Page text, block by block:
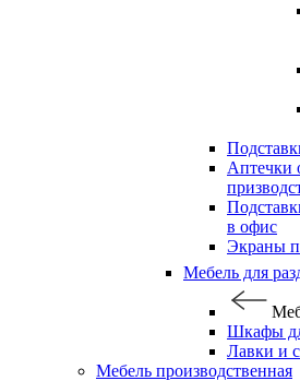
Аптечки
в офис
Экраны
Мебель для
Шкафы
Лавки и
Мебель производственная